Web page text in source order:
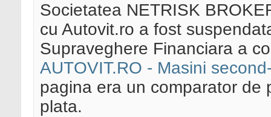
Societatea NETRISK
cu Autovit.ro a fost
Supraveghere Financiara a
AUTOVIT.RO - Masini
pagina era un comparator de
plata.